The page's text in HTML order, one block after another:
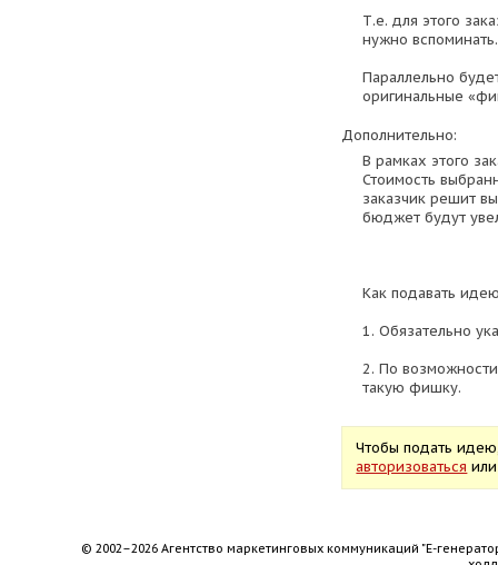
Т.е. для этого
нужно вспоминать.
Параллельно
оригинальные
Дополнительно:
В рамках этого
Стоимость
заказчик решит
бюджет будут
Как подавать
1. Обязательно
2. По
такую фишку.
Чтобы подать
авторизоваться
© 2002–2026 Агентство маркетинговых коммуникаций "Е-